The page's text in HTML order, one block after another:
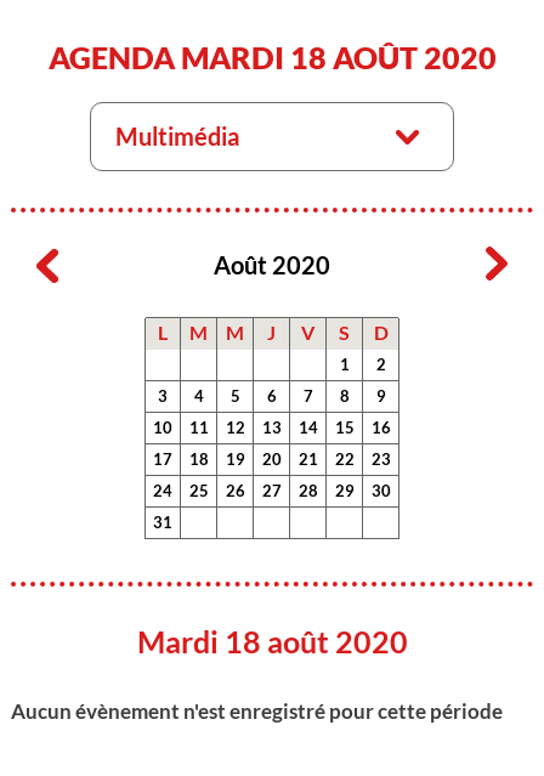
AGENDA MARDI 18 AOÛT 2020
Multimédia
Août 2020
L M M J V S D
1
2
3
4 5 6 7 8
9
10
11 12 13 14 15
16
17
18 19 20 21 22
23
24
25 26 27 28 29
30
31
Mardi 18 août 2020
Aucun évènement n'est enregistré pour cette période